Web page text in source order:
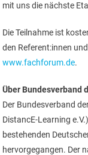
mit uns die nächste
Die Teilnahme ist
den Referent:innen
www.fachforum.de.
Über Bundesverband
Der Bundesverband
DistancE-Learning
bestehenden
hervorgegangen. Der